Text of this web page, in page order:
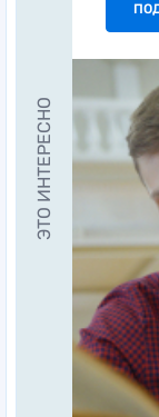
ЭТО ИНТЕРЕСНО